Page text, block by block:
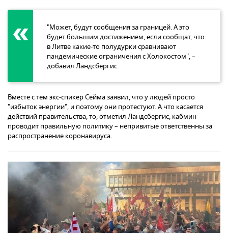
"Может, будут сообщения за границей. А это
будет большим достижением, если сообщат, что
в Литве какие-то полудурки сравнивают
пандемические ограничения с Холокостом", –
добавил Ландсбергис.
Вместе с тем экс-спикер Сейма заявил, что у людей просто
"избыток энергии", и поэтому они протестуют. А что касается
действий правительства, то, отметил Ландсбергис, кабмин
проводит правильную политику – непривитые ответственны за
распространение коронавируса.